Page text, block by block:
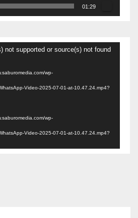
01:29
not supported or source(s) not found
wp-
Video-2025-07-01-at-10.47.24.mp4?
wp-
Video-2025-07-01-at-10.47.24.mp4?